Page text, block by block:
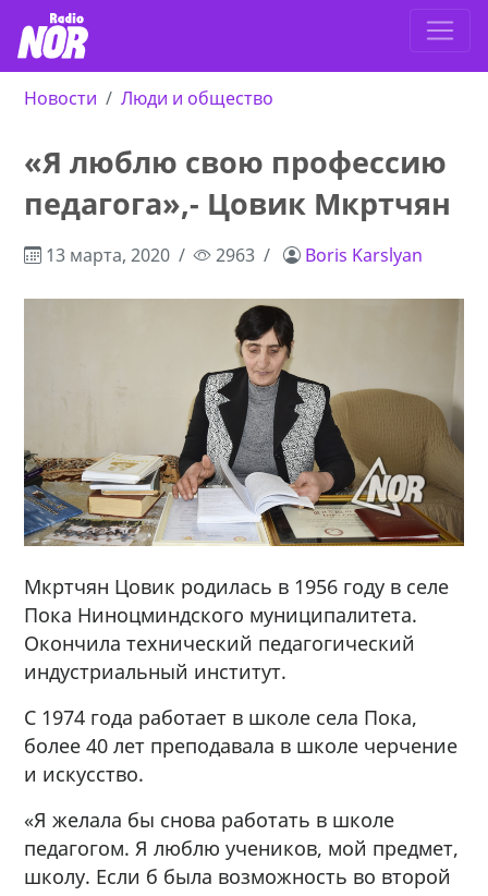
Новости Люди и общество
«Я люблю свою профессию
педагога»,- Цовик Мкртчян
13 марта, 2020 2963 Boris Karslyan
Мкртчян Цовик родилась в 1956 году в селе
Пока Ниноцминдского муниципалитета.
Окончила технический педагогический
индустриальный институт.
С 1974 года работает в школе села Пока,
более 40 лет преподавала в школе черчение
и искусство.
«Я желала бы снова работать в школе
педагогом. Я люблю учеников, мой предмет,
школу. Если б была возможность во второй